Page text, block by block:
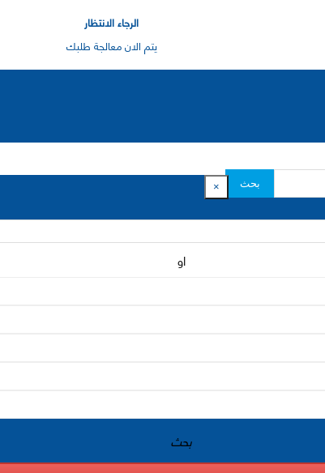
الرجاء الانتظار
يتم الان معالجة طلبك
بحث ×
او
بحث